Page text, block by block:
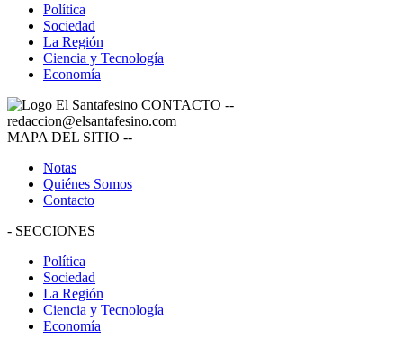
Política
Sociedad
La Región
Ciencia y Tecnología
Economía
CONTACTO --
redaccion@elsantafesino.com
MAPA DEL SITIO --
Notas
Quiénes Somos
Contacto
- SECCIONES
Política
Sociedad
La Región
Ciencia y Tecnología
Economía